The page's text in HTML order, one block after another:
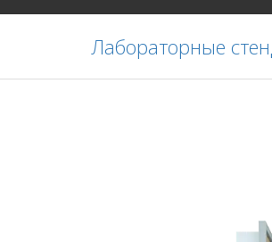
Лабораторные